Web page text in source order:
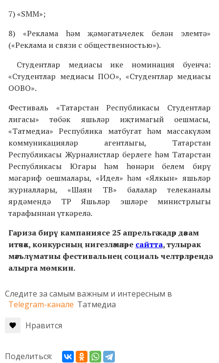
7) «SMM»;
8) «Реклама һәм җәмәгатьчелек белән элемтә»
(«Реклама и связи с общественностью»).
Студентлар медиасы ике номинация буенча:
«Студентлар медиасы ПОО», «Студентлар медиасы
ООВО».
Фестиваль «Татарстан Республикасы Студентлар
лигасы» төбәк яшьләр иҗтимагый оешмасы,
«Татмедиа» Республика матбугат һәм массакүләм
коммуникацияләр агентлыгы, Татарстан
Республикасы Журналистлар берлеге һәм Татарстан
Республикасы Югары һәм һөнәри белем бирү
мәгариф оешмалары, «Идел» һәм «Ялкын» яшьләр
журналлары, «Шаян ТВ» балалар телеканалы
ярдәмендә ТР Яшьләр эшләре министрлыгы
тарафыннан үткәрелә.
Гариза бирү кампаниясе 25 апрельгә кадәр дәвам
итәчәк, конкурсның нигезләмәләре сайтта, тулырак
мәгълүматны фестивальнең социаль челтәрләрендә
алырга мөмкин.
Следите за самым важным и интересным в
Telegram-канале Татмедиа
Нравится
Поделиться: